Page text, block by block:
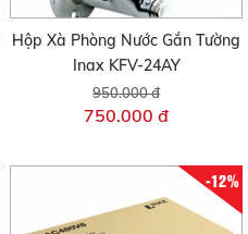
Hộp Xà Phòng Nước Gắn Tường
Inax KFV-24AY
950.000 đ
750.000 đ
-12%